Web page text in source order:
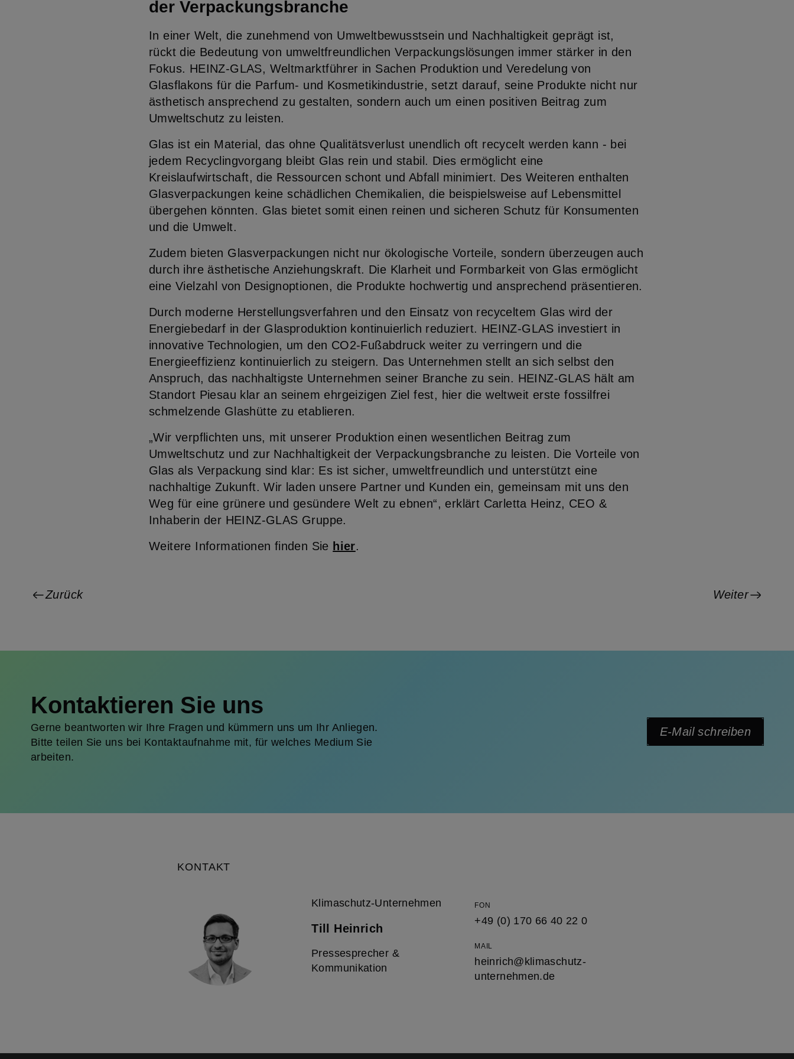
der Verpackungsbranche
In einer Welt, die zunehmend von Umweltbewusstsein und Nachhaltigkeit geprägt ist,
rückt die Bedeutung von umweltfreundlichen Verpackungslösungen immer stärker in den
Fokus. HEINZ-GLAS, Weltmarktführer in Sachen Produktion und Veredelung von
Glasflakons für die Parfum- und Kosmetikindustrie, setzt darauf, seine Produkte nicht nur
ästhetisch ansprechend zu gestalten, sondern auch um einen positiven Beitrag zum
Umweltschutz zu leisten.
Glas ist ein Material, das ohne Qualitätsverlust unendlich oft recycelt werden kann - bei
jedem Recyclingvorgang bleibt Glas rein und stabil. Dies ermöglicht eine
Kreislaufwirtschaft, die Ressourcen schont und Abfall minimiert. Des Weiteren enthalten
Glasverpackungen keine schädlichen Chemikalien, die beispielsweise auf Lebensmittel
übergehen könnten. Glas bietet somit einen reinen und sicheren Schutz für Konsumenten
und die Umwelt.
Zudem bieten Glasverpackungen nicht nur ökologische Vorteile, sondern überzeugen auch
durch ihre ästhetische Anziehungskraft. Die Klarheit und Formbarkeit von Glas ermöglicht
eine Vielzahl von Designoptionen, die Produkte hochwertig und ansprechend präsentieren.
Durch moderne Herstellungsverfahren und den Einsatz von recyceltem Glas wird der
Energiebedarf in der Glasproduktion kontinuierlich reduziert. HEINZ-GLAS investiert in
innovative Technologien, um den CO2-Fußabdruck weiter zu verringern und die
Energieeffizienz kontinuierlich zu steigern. Das Unternehmen stellt an sich selbst den
Anspruch, das nachhaltigste Unternehmen seiner Branche zu sein. HEINZ-GLAS hält am
Standort Piesau klar an seinem ehrgeizigen Ziel fest, hier die weltweit erste fossilfrei
schmelzende Glashütte zu etablieren.
„Wir verpflichten uns, mit unserer Produktion einen wesentlichen Beitrag zum
Umweltschutz und zur Nachhaltigkeit der Verpackungsbranche zu leisten. Die Vorteile von
Glas als Verpackung sind klar: Es ist sicher, umweltfreundlich und unterstützt eine
nachhaltige Zukunft. Wir laden unsere Partner und Kunden ein, gemeinsam mit uns den
Weg für eine grünere und gesündere Welt zu ebnen“, erklärt Carletta Heinz, CEO &
Inhaberin der HEINZ-GLAS Gruppe.
Weitere Informationen finden Sie hier.
Zurück Weiter
Kontaktieren Sie uns
Gerne beantworten wir Ihre Fragen und kümmern uns um Ihr Anliegen.
Bitte teilen Sie uns bei Kontaktaufnahme mit, für welches Medium Sie
arbeiten.
E-Mail schreiben
KONTAKT
Klimaschutz-Unternehmen
Till Heinrich
Pressesprecher &
Kommunikation
FON
+49 (0) 170 66 40 22 0
MAIL
heinrich@klimaschutz-
unternehmen.de